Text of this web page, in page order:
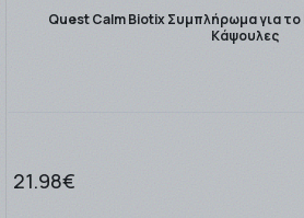
Quest Calm Biotix Συμπλήρωμα για
Κάψουλες
21.98€